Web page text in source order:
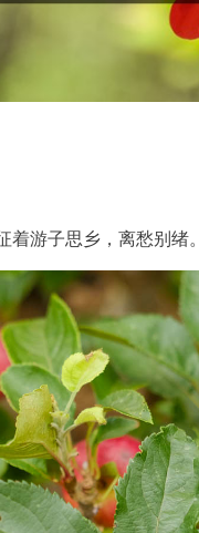
游子思乡，离愁别绪。